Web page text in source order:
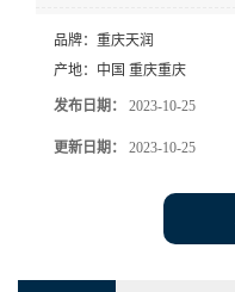
品牌： 重庆天润
产地： 中国 重庆重庆
发布日期： 2023-10-25
更新日期： 2023-10-25